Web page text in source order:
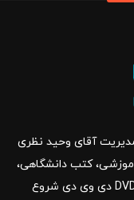
کار خود را با مدیریت آقای وحید نظری
کتب دانشگاهی،
کتابهای زبان خارجه، انواع CD سی دی و DVD دی وی دی شروع